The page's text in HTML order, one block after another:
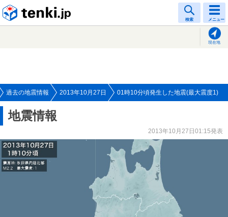
検索 メニュー
現在地
過去の地震情報 2013年10月27日 01時10分頃発生した地震(最大震度1)
地震情報
2013年10月27日01:15発表